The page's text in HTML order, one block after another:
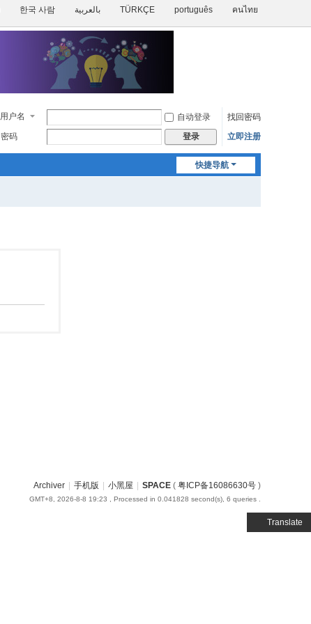
Translate
한국 사람 بالعربية TÜRKÇE português คนไทย
用户名 自动登录
找回密码
密码
登录 立即注册
快捷导航
Archiver 手机版 小黑屋 SPACE ( 粤ICP备16086630号 )
GMT+8, 2026-8-8 19:23 , Processed in 0.041828 second(s), 6 queries .